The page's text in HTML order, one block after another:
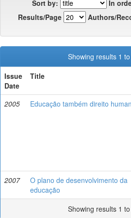
Sort by:
In
Results/Page
Authors/
Showing results 1
Issue
Date
Title
2005 Educação também direito
2007
O plano de desenvolvimento da
educação
Showing results 1